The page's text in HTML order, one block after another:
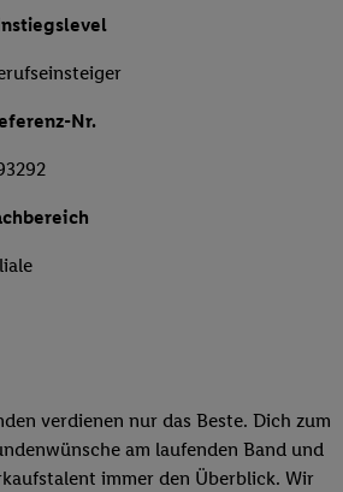
Nr.
verdienen nur das Beste. Dich zum
am laufenden Band und
immer den Überblick. Wir